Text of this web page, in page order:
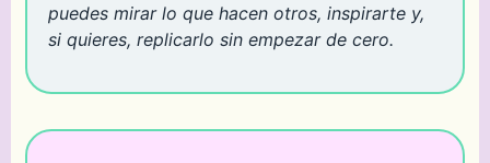
puedes mirar lo que hacen otros, inspirarte y,
si quieres, replicarlo sin empezar de cero.